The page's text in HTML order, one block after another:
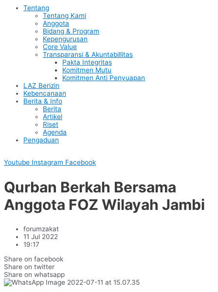
Tentang
Tentang Kami
Anggota
Bidang & Program
Kepengurusan
Core Value
Transparansi & Akuntabillitas
Pakta Integritas
Komitmen Mutu
Komitmen Anti Penyuapan
LAZ Berizin
Kebencanaan
Berita & Info
Berita
Artikel
Riset
Agenda
Pengaduan
Youtube Instagram Facebook
Qurban Berkah Bersama
Anggota FOZ Wilayah Jambi
forumzakat
11 Jul 2022
19:17
Share on facebook
Share on twitter
Share on whatsapp